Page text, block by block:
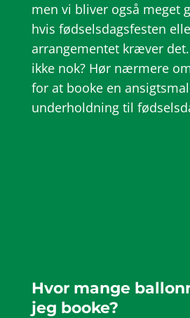
men vi bliver også meget
hvis fødselsdagsfesten
arrangementet kræver
ikke nok? Hør nærmere
for at booke en
underholdning til
Hvor mange
jeg booke?